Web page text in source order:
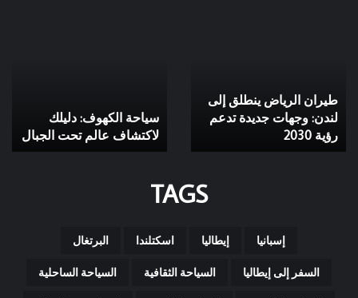
وجهات
جديدة
تدعم
رؤية
طيران الرياض ينطلق إلى
لندن: وجهات جديدة تدعم
رؤية 2030
الجبال
سياحة الكهوف: دليلك
لاكتشاف عالم تحت الجبال
TAGS
إسبانيا إيطاليا اسكتلندا البرتغال
السفر إلى إيطاليا السياحة الثقافية السياحة الساحلية